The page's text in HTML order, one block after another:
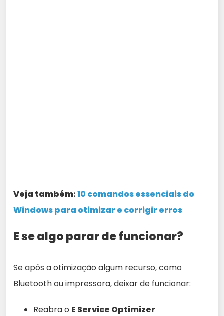
Veja também:10 comandos essenciais do
Windows para otimizar e corrigir erros
E se algo parar de funcionar?
Se após a otimização algum recurso, como
Bluetooth ou impressora, deixar de funcionar:
Reabra o E Service Optimizer